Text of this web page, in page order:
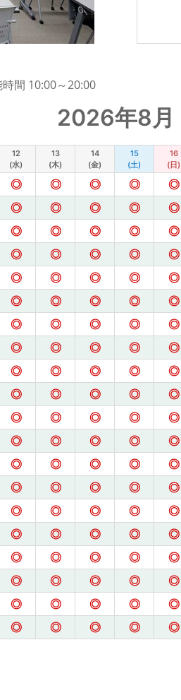
間 10:00～20:00
2026年8月
12
(水)
13
(木)
14
(金)
15
(土)
16
(日)
◎ ◎ ◎ ◎ ◎
◎ ◎ ◎ ◎ ◎
◎ ◎ ◎ ◎ ◎
◎ ◎ ◎ ◎ ◎
◎ ◎ ◎ ◎ ◎
◎ ◎ ◎ ◎ ◎
◎ ◎ ◎ ◎ ◎
◎ ◎ ◎ ◎ ◎
◎ ◎ ◎ ◎ ◎
◎ ◎ ◎ ◎ ◎
◎ ◎ ◎ ◎ ◎
◎ ◎ ◎ ◎ ◎
◎ ◎ ◎ ◎ ◎
◎ ◎ ◎ ◎ ◎
◎ ◎ ◎ ◎ ◎
◎ ◎ ◎ ◎ ◎
◎ ◎ ◎ ◎ ◎
◎ ◎ ◎ ◎ ◎
◎ ◎ ◎ ◎ ◎
◎ ◎ ◎ ◎ ◎